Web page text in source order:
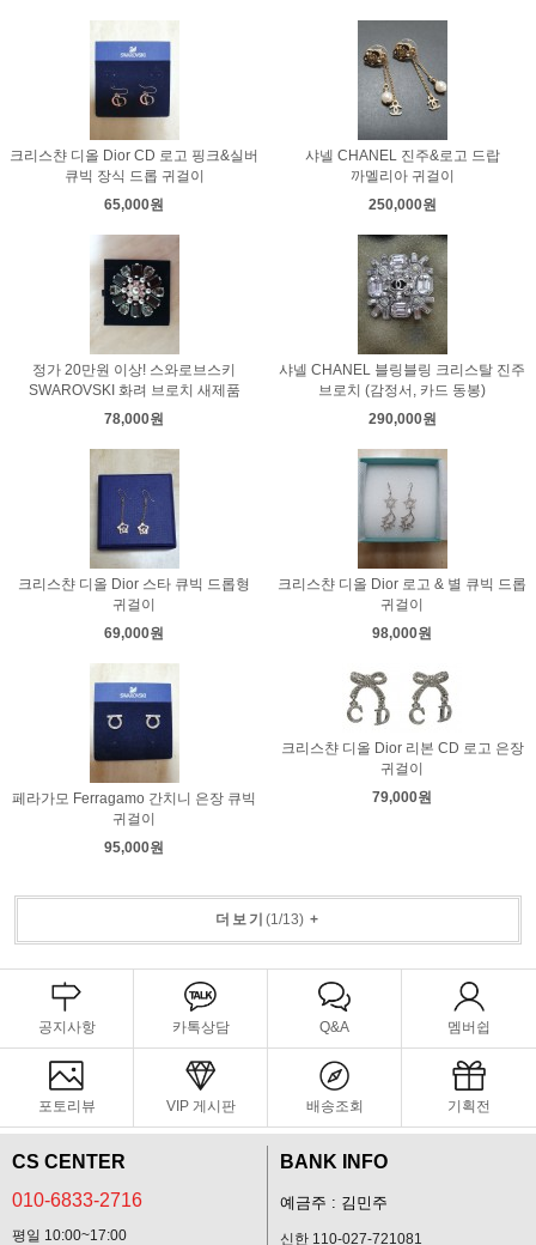
크리스챤 디올 Dior CD 로고 핑크&실버
큐빅 장식 드롭 귀걸이
65,000원
샤넬 CHANEL 진주&로고 드랍
까멜리아 귀걸이
250,000원
정가 20만원 이상! 스와로브스키
SWAROVSKI 화려 브로치 새제품
78,000원
샤넬 CHANEL 블링블링 크리스탈 진주
브로치 (감정서, 카드 동봉)
290,000원
크리스챤 디올 Dior 스타 큐빅 드롭형
귀걸이
69,000원
크리스챤 디올 Dior 로고 & 별 큐빅 드롭
귀걸이
98,000원
페라가모 Ferragamo 간치니 은장 큐빅
귀걸이
95,000원
크리스챤 디올 Dior 리본 CD 로고 은장
귀걸이
79,000원
더보기 (1/13) +
공지사항 카톡상담 Q&A 멤버쉽
포토리뷰 VIP 게시판 배송조회 기획전
CS CENTER
010-6833-2716
평일 10:00~17:00
BANK INFO
예금주 : 김민주
신한 110-027-721081